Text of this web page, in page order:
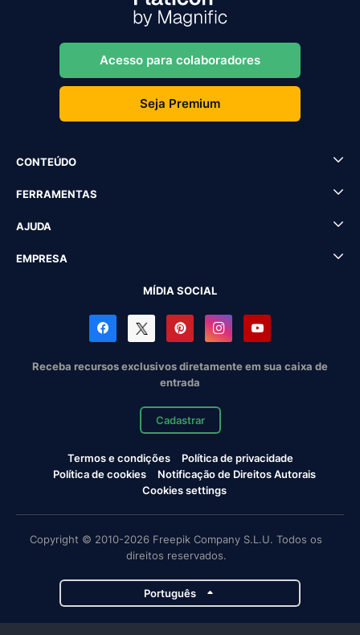
Acesso para colaboradores
Seja Premium
CONTEÚDO
FERRAMENTAS
AJUDA
EMPRESA
MÍDIA SOCIAL
Receba recursos exclusivos diretamente em sua caixa de
entrada
Cadastrar
Termos e condições
Política de privacidade
Política de cookies
Notificação de Direitos Autorais
Cookies settings
Copyright © 2010-2026 Freepik Company S.L.U. Todos os
direitos reservados.
Português